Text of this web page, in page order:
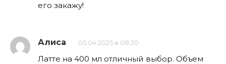
его закажу!
Алиса 05.04.2025 в 08:20
Латте на 400 мл отличный выбор. Объем